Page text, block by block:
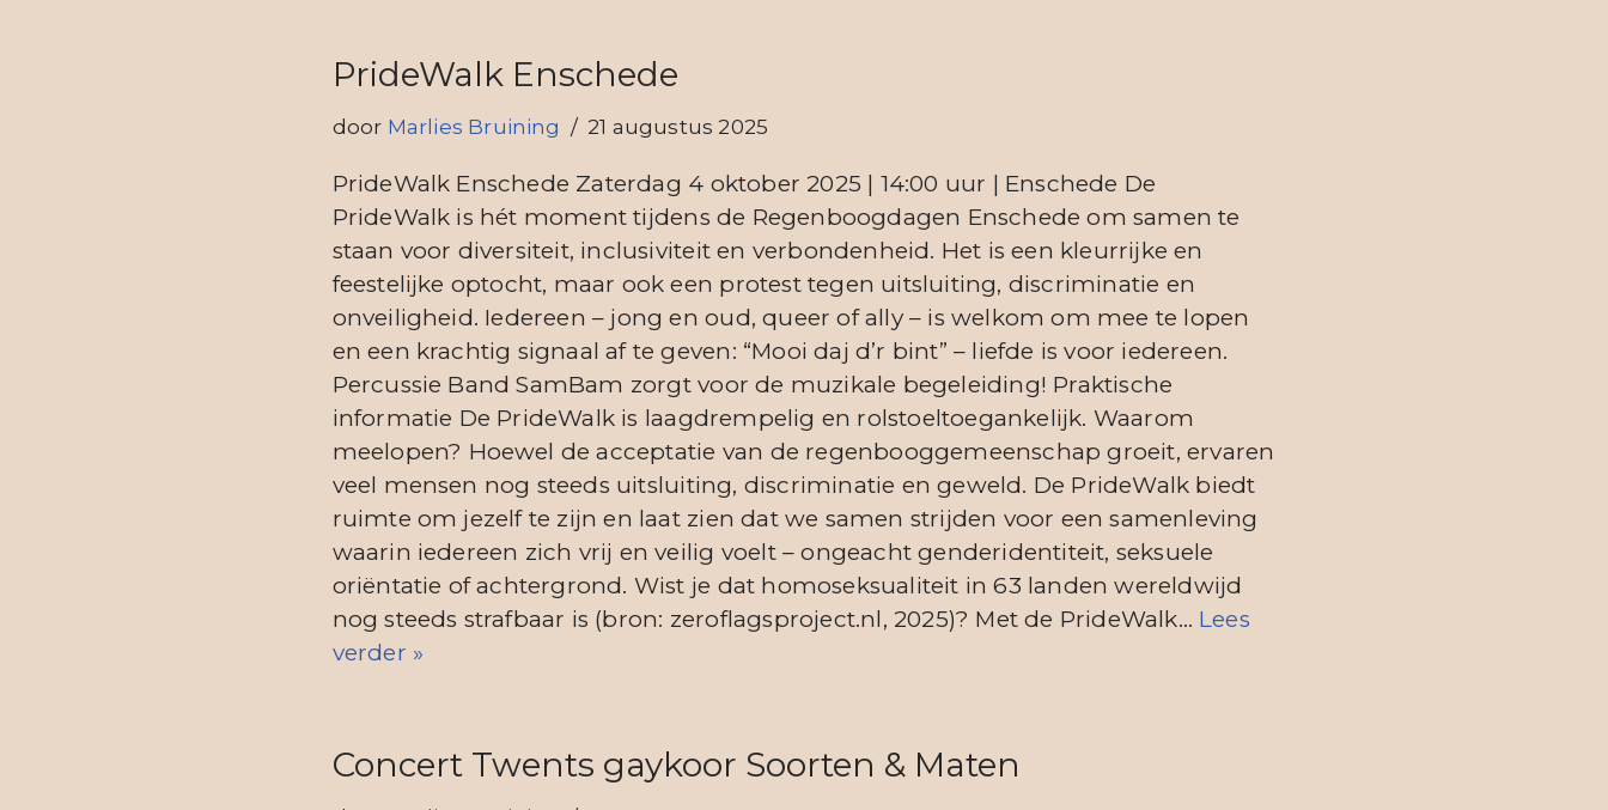
PrideWalk Enschede
door Marlies Bruining 21 augustus 2025
PrideWalk Enschede Zaterdag 4 oktober 2025 | 14:00 uur | Enschede De
PrideWalk is hét moment tijdens de Regenboogdagen Enschede om samen te
staan voor diversiteit, inclusiviteit en verbondenheid. Het is een kleurrijke en
feestelijke optocht, maar ook een protest tegen uitsluiting, discriminatie en
onveiligheid. Iedereen – jong en oud, queer of ally – is welkom om mee te lopen
en een krachtig signaal af te geven: “Mooi daj d’r bint” – liefde is voor iedereen.
Percussie Band SamBam zorgt voor de muzikale begeleiding! Praktische
informatie De PrideWalk is laagdrempelig en rolstoeltoegankelijk. Waarom
meelopen? Hoewel de acceptatie van de regenbooggemeenschap groeit, ervaren
veel mensen nog steeds uitsluiting, discriminatie en geweld. De PrideWalk biedt
ruimte om jezelf te zijn en laat zien dat we samen strijden voor een samenleving
waarin iedereen zich vrij en veilig voelt – ongeacht genderidentiteit, seksuele
oriëntatie of achtergrond. Wist je dat homoseksualiteit in 63 landen wereldwijd
nog steeds strafbaar is (bron: zeroflagsproject.nl, 2025)? Met de PrideWalk… Lees
verder »
Concert Twents gaykoor Soorten & Maten